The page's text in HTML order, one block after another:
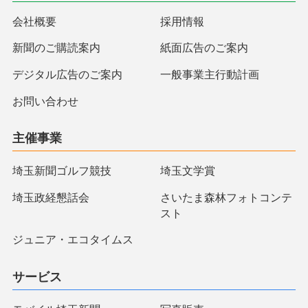
会社概要 採用情報
新聞のご購読案内 紙面広告のご案内
デジタル広告のご案内 一般事業主行動計画
お問い合わせ
主催事業
埼玉新聞ゴルフ競技 埼玉文学賞
埼玉政経懇話会
さいたま森林フォトコンテ
スト
ジュニア・エコタイムス
サービス